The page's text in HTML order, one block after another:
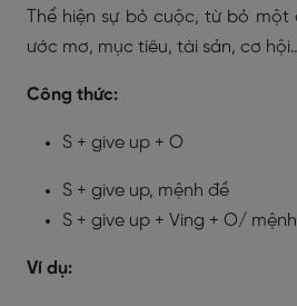
Thể hiện sự bỏ cuộc, từ bỏ
ước mơ, mục tiêu, tài sản, cơ
Công thức:
S + give up + O
S + give up, mệnh đề
S + give up + Ving + O/
Ví dụ: